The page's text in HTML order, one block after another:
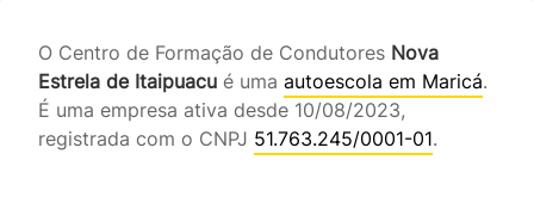
O Centro de Formação de Condutores Nova
Estrela de Itaipuacu é uma autoescola em Maricá.
É uma empresa ativa desde 10/08/2023,
registrada com o CNPJ 51.763.245/0001-01.